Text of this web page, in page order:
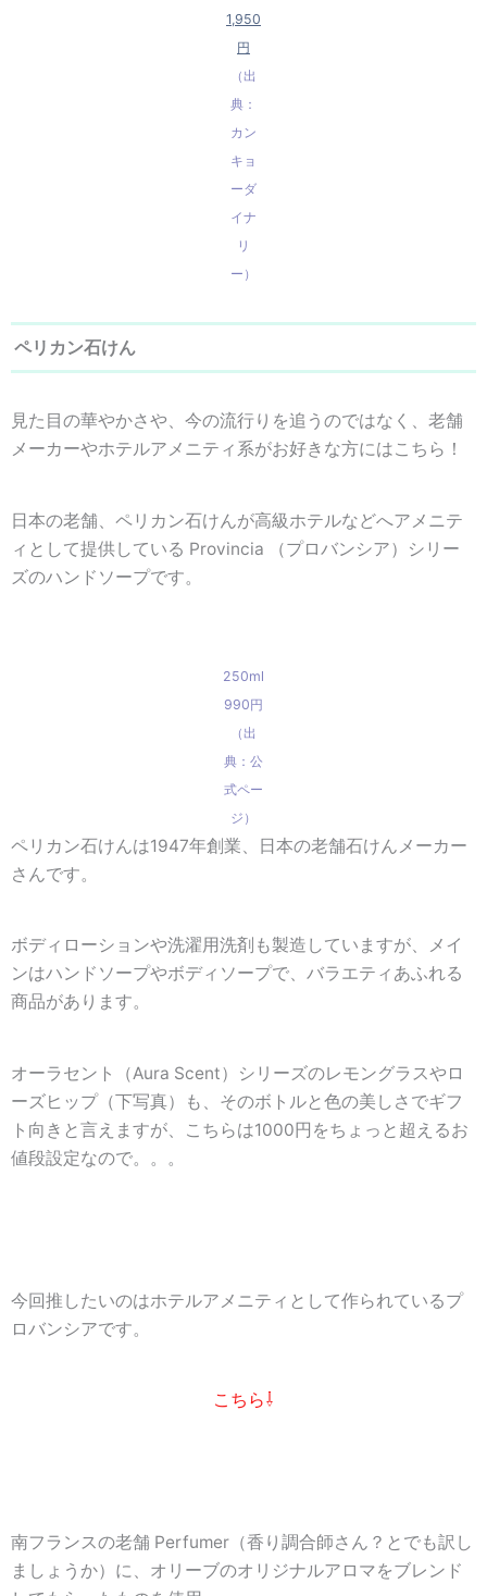
1,950
円
（出
典：
カン
キョ
ーダ
イナ
リ
ー）
ペリカン石けん
見た目の華やかさや、今の流行りを追うのではなく、 老舗
メーカーやホテルアメニティ系がお好きな方にはこちら！
日本の老舗、ペリカン石けんが高級ホテルなどへアメニテ
ィとして提供している Provincia （プロバンシア）シリー
ズのハンドソープです。
250ml
990円
（出
典：公
式ペー
ジ）
ペリカン石けんは1947年創業、日本の老舗石けんメーカー
さんです。
ボディローションや洗濯用洗剤も製造していますが、メイ
ンはハンドソープやボディソープで、バラエティあふれる
商品があります。
オーラセント（Aura Scent）シリーズのレモングラスやロ
ーズヒップ（下写真）も、そのボトルと色の美しさでギフ
ト向きと言えますが、こちらは1000円をちょっと超えるお
値段設定なので。。。
今回推したいのはホテルアメニティとして作られているプ
ロバンシアです。
こちら⇩
南フランスの老舗 Perfumer（香り調合師さん？とでも訳し
ましょうか）に、 オリーブのオリジナルアロマをブレンド